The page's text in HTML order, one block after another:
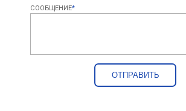
СООБЩЕНИЕ*